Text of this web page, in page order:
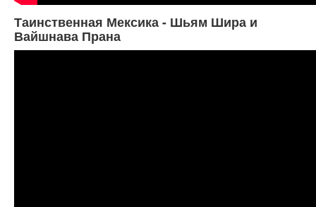
Таинственная Мексика - Шьям Шира и
Вайшнава Прана